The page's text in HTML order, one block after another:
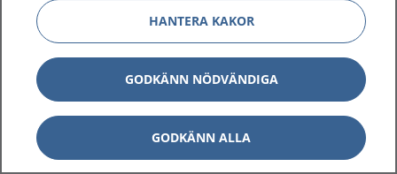
HANTERA KAKOR
GODKÄNN NÖDVÄNDIGA
GODKÄNN ALLA